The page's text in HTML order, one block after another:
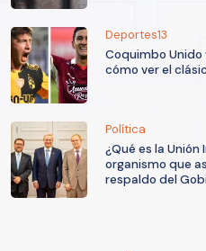
Deportes13
Coquimbo Unido
cómo ver el
Política
¿Qué es la
organismo que
respaldo del